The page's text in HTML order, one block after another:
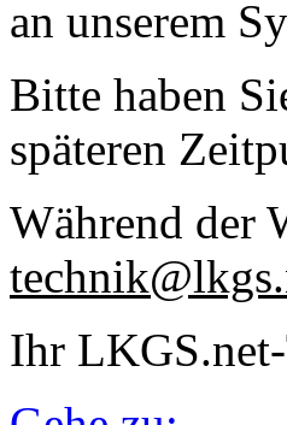
an unserem
Bitte haben
späteren
Während der
Ihr